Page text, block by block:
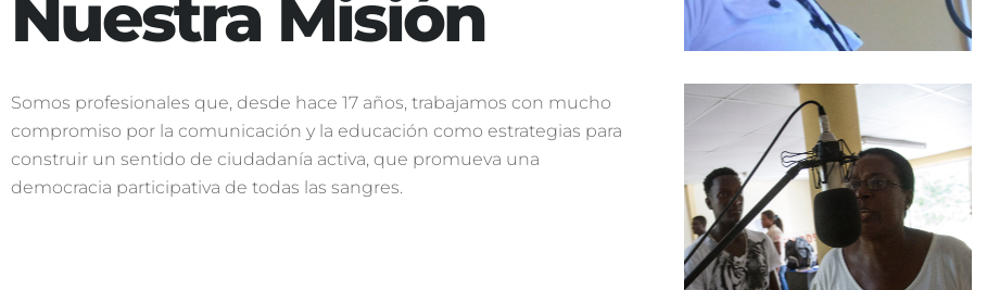
Nuestra Misión
Somos profesionales que, desde hace 17 años, trabajamos con mucho
compromiso por la comunicación y la educación como estrategias para
construir un sentido de ciudadanía activa, que promueva una
democracia participativa de todas las sangres.